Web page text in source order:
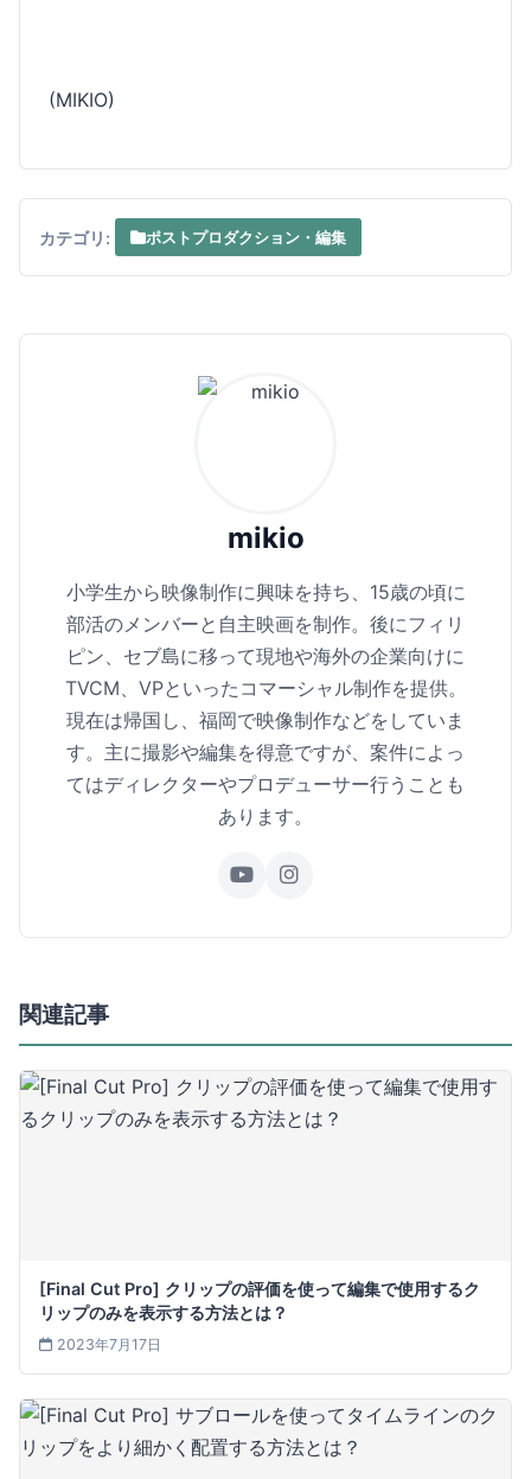
(MIKIO)
カテゴリ: ポストプロダクション・編集
mikio
小学生から映像制作に興味を持ち、15歳の頃に
部活のメンバーと自主映画を制作。後にフィリ
ピン、セブ島に移って現地や海外の企業向けに
TVCM、VPといったコマーシャル制作を提供。
現在は帰国し、福岡で映像制作などをしていま
す。主に撮影や編集を得意ですが、案件によっ
てはディレクターやプロデューサー行うことも
あります。
関連記事
[Final Cut Pro] クリップの評価を使って編集で使用するク
リップのみを表示する方法とは？
2023年7月17日